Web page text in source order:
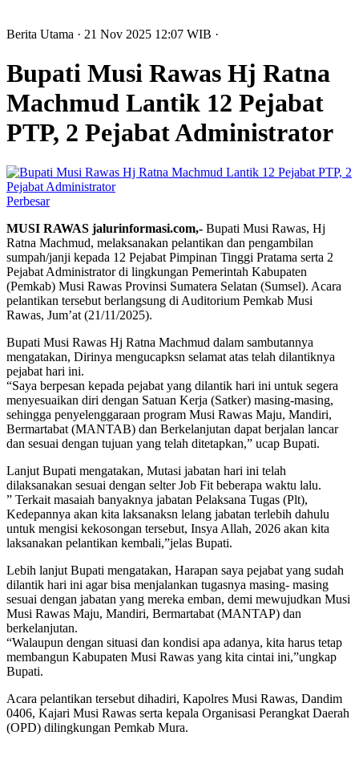
Berita Utama · 21 Nov 2025 12:07 WIB ·
Bupati Musi Rawas Hj Ratna
Machmud Lantik 12 Pejabat
PTP, 2 Pejabat Administrator
Perbesar
MUSI RAWAS jalurinformasi.com,- Bupati Musi Rawas, Hj
Ratna Machmud, melaksanakan pelantikan dan pengambilan
sumpah/janji kepada 12 Pejabat Pimpinan Tinggi Pratama serta 2
Pejabat Administrator di lingkungan Pemerintah Kabupaten
(Pemkab) Musi Rawas Provinsi Sumatera Selatan (Sumsel). Acara
pelantikan tersebut berlangsung di Auditorium Pemkab Musi
Rawas, Jum’at (21/11/2025).
Bupati Musi Rawas Hj Ratna Machmud dalam sambutannya
mengatakan, Dirinya mengucapksn selamat atas telah dilantiknya
pejabat hari ini.
“Saya berpesan kepada pejabat yang dilantik hari ini untuk segera
menyesuaikan diri dengan Satuan Kerja (Satker) masing-masing,
sehingga penyelenggaraan program Musi Rawas Maju, Mandiri,
Bermartabat (MANTAB) dan Berkelanjutan dapat berjalan lancar
dan sesuai dengan tujuan yang telah ditetapkan,” ucap Bupati.
Lanjut Bupati mengatakan, Mutasi jabatan hari ini telah
dilaksanakan sesuai dengan selter Job Fit beberapa waktu lalu.
” Terkait masaiah banyaknya jabatan Pelaksana Tugas (Plt),
Kedepannya akan kita laksanaksn lelang jabatan terlebih dahulu
untuk mengisi kekosongan tersebut, Insya Allah, 2026 akan kita
laksanakan pelantikan kembali,”jelas Bupati.
Lebih lanjut Bupati mengatakan, Harapan saya pejabat yang sudah
dilantik hari ini agar bisa menjalankan tugasnya masing- masing
sesuai dengan jabatan yang mereka emban, demi mewujudkan Musi
Musi Rawas Maju, Mandiri, Bermartabat (MANTAP) dan
berkelanjutan.
“Walaupun dengan situasi dan kondisi apa adanya, kita harus tetap
membangun Kabupaten Musi Rawas yang kita cintai ini,”ungkap
Bupati.
Acara pelantikan tersebut dihadiri, Kapolres Musi Rawas, Dandim
0406, Kajari Musi Rawas serta kepala Organisasi Perangkat Daerah
(OPD) dilingkungan Pemkab Mura.